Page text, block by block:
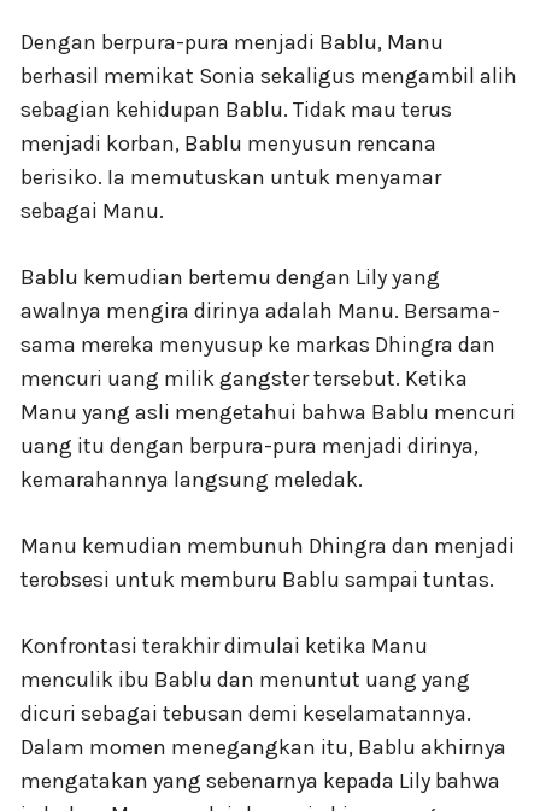
Dengan berpura-pura menjadi Bablu, Manu
berhasil memikat Sonia sekaligus mengambil alih
sebagian kehidupan Bablu. Tidak mau terus
menjadi korban, Bablu menyusun rencana
berisiko. Ia memutuskan untuk menyamar
sebagai Manu.
Bablu kemudian bertemu dengan Lily yang
awalnya mengira dirinya adalah Manu. Bersama-
sama mereka menyusup ke markas Dhingra dan
mencuri uang milik gangster tersebut. Ketika
Manu yang asli mengetahui bahwa Bablu mencuri
uang itu dengan berpura-pura menjadi dirinya,
kemarahannya langsung meledak.
Manu kemudian membunuh Dhingra dan menjadi
terobsesi untuk memburu Bablu sampai tuntas.
Konfrontasi terakhir dimulai ketika Manu
menculik ibu Bablu dan menuntut uang yang
dicuri sebagai tebusan demi keselamatannya.
Dalam momen menegangkan itu, Bablu akhirnya
mengatakan yang sebenarnya kepada Lily bahwa